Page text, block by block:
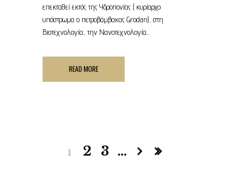
επεκταθεί εκτός της Υδροπονίας ( κυρίαρχο
υπόστρωμα ο πετροβάμβακας Grodan), στη
Βιοτεχνολογία, την Νανοτεχνολογία...
READ MORE
1 2 3 …